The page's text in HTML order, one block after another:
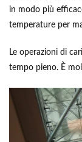
in modo più
temperature per
Le operazioni di
tempo pieno. È